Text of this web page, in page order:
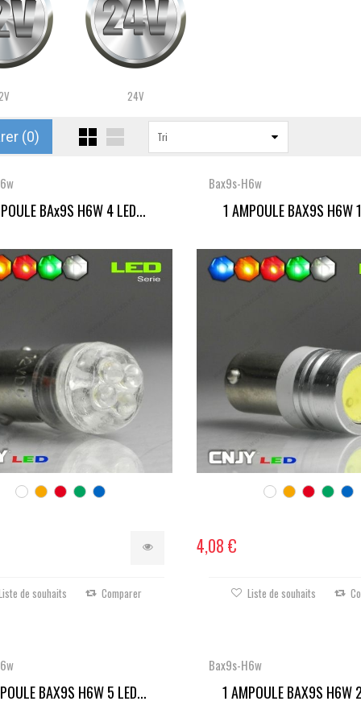
24V
(0) Tri
BAx9S H6W 4 LED...
de souhaits Comparer
Bax9s-H6w
1 AMPOULE BAX9S H6W
4,08 €
Liste de souhaits
BAX9S H6W 5 LED...
Bax9s-H6w
1 AMPOULE BAX9S H6W